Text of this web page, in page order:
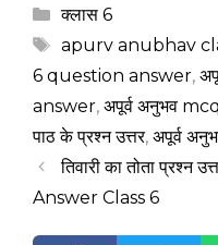
Categories
क्लास 6
Tags
apurv anubhav
6 question answer,
answer, अपूर्व अनुभव mcq
पाठ के प्रश्न उत्तर, अपूर्व
तिवारी का तोता
Answer Class 6